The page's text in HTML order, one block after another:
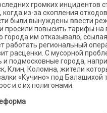
громких инцидентов
когда из-за скопления
были вынуждены ввести
просили повысить тарифы на
города им отказывало,
работать региональный
расценки. С мусорной
и подмосковные города,
Клин, Коломна, жители
«Кучино» под Балашихой
и с их полигонами.